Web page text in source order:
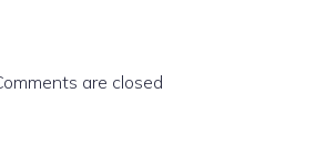
are closed